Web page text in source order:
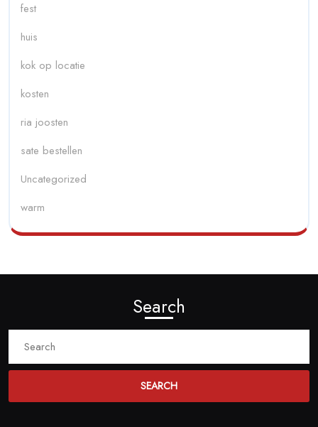
fest
huis
kok op locatie
kosten
ria joosten
sate bestellen
Uncategorized
warm
Search